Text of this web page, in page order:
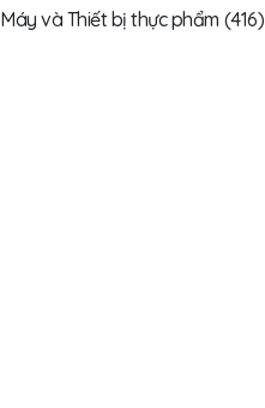
Máy và Thiết bị thực phẩm (416)